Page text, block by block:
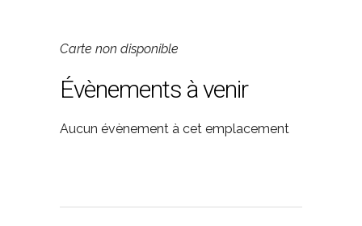
Carte non disponible
Évènements à venir
Aucun évènement à cet emplacement